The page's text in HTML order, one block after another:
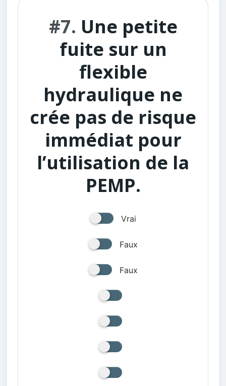
#7. Une petite
fuite sur un
flexible
hydraulique ne
crée pas de risque
immédiat pour
l’utilisation de la
PEMP.
Vrai
Faux
Faux